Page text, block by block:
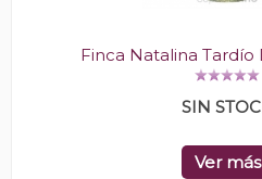
Finca Natalina
SIN
Ver más